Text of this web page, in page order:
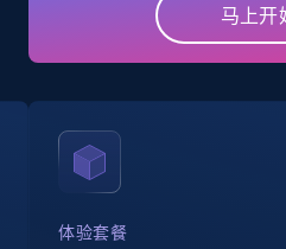
3.4K+
Crunchbase companies
Name, URL, ID, Cb rank,
马上开
体验套餐